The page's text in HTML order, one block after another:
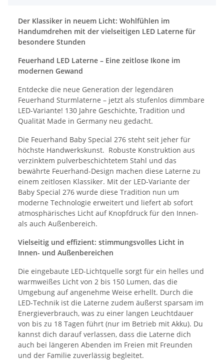
Der Klassiker in neuem Licht: Wohlfühlen im
Handumdrehen mit der vielseitigen LED Laterne für
besondere Stunden
Feuerhand LED Laterne – Eine zeitlose Ikone im
modernen Gewand
Entdecke die neue Generation der legendären
Feuerhand Sturmlaterne – jetzt als stufenlos dimmbare
LED-Variante! 130 Jahre Geschichte, Tradition und
Qualität Made in Germany neu gedacht.
Die Feuerhand Baby Special 276 steht seit jeher für
höchste Handwerkskunst. Robuste Konstruktion aus
verzinktem pulverbeschichtetem Stahl und das
bewährte Feuerhand-Design machen diese Laterne zu
einem zeitlosen Klassiker. Mit der LED-Variante der
Baby Special 276 wurde diese Tradition nun um
moderne Technologie erweitert und liefert ab sofort
atmosphärisches Licht auf Knopfdruck für den Innen-
als auch Außenbereich.
Vielseitig und effizient: stimmungsvolles Licht in
Innen- und Außenbereichen
Die eingebaute LED-Lichtquelle sorgt für ein helles und
warmweißes Licht von 2 bis 150 Lumen, das die
Umgebung auf angenehme Weise erhellt. Durch die
LED-Technik ist die Laterne zudem äußerst sparsam im
Energieverbrauch, was zu einer langen Leuchtdauer
von bis zu 18 Tagen führt (nur im Betrieb mit Akku). Du
kannst dich darauf verlassen, dass die Laterne dich
auch bei längeren Abenden im Freien mit Freunden
und der Familie zuverlässig begleitet.